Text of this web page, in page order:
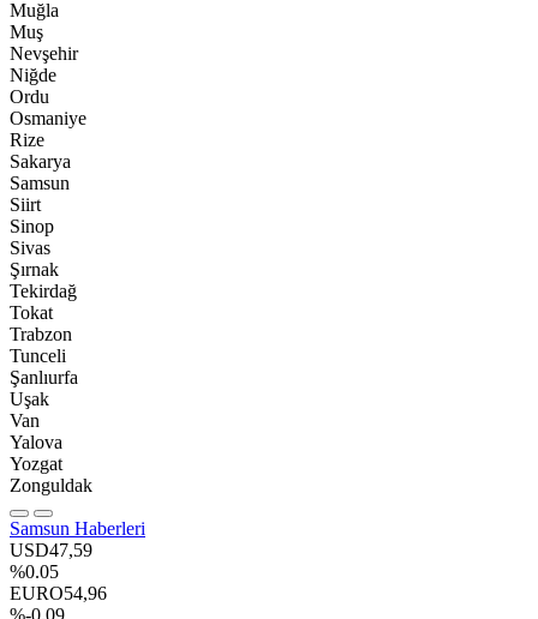
Muğla
Muş
Nevşehir
Niğde
Ordu
Osmaniye
Rize
Sakarya
Samsun
Siirt
Sinop
Sivas
Şırnak
Tekirdağ
Tokat
Trabzon
Tunceli
Şanlıurfa
Uşak
Van
Yalova
Yozgat
Zonguldak
Samsun Haberleri
USD47,59
%0.05
EURO54,96
%-0.09